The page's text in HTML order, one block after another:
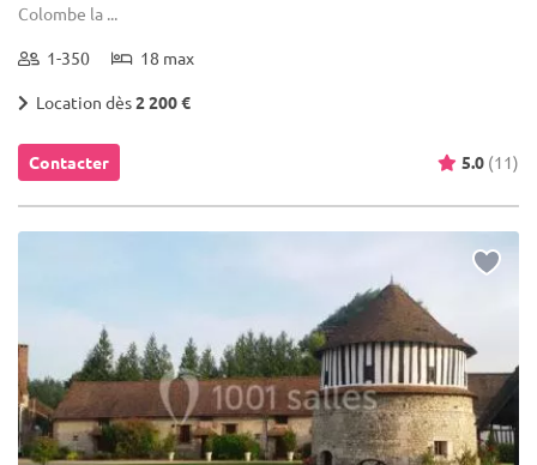
Colombe la ...
1-350 18 max
Location dès2 200 €
Contacter 5.0 (11)